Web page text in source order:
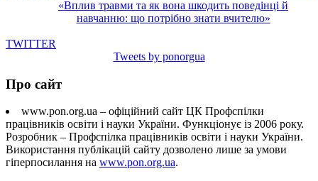
«Вплив травми та як вона шкодить поведінці й
навчанню: що потрібно знати вчителю»
TWITTER
Tweets by ponorgua
Про сайт
www.pon.org.ua – офіційний сайт ЦК Профспілки
працівників освіти і науки України. Функціонує із 2006 року.
Розробник – Профспілка працівників освіти і науки України.
Використання публікацій сайту дозволено лише за умови
гіперпосилання на www.pon.org.ua.